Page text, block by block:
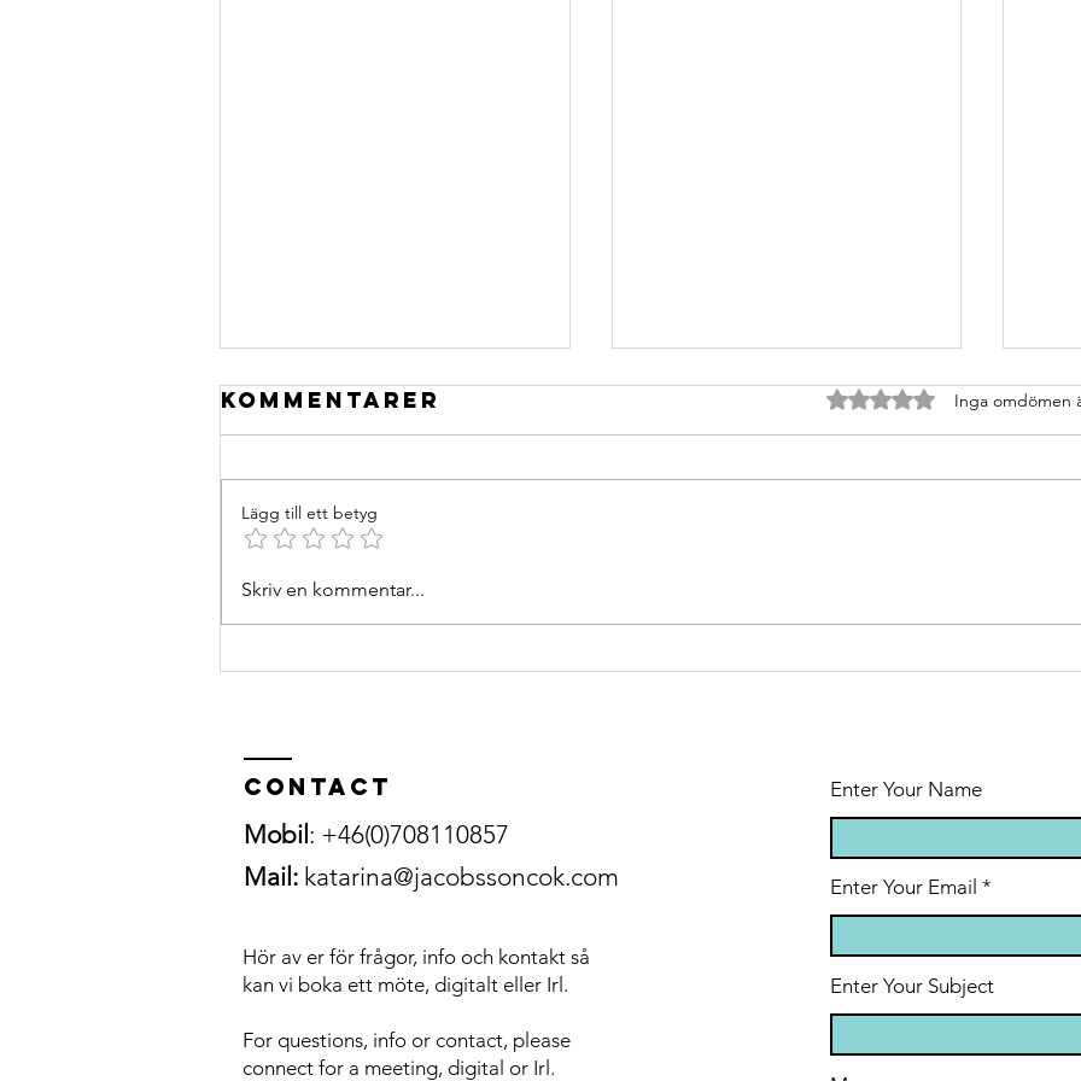
V.ä.r.d.e.r.i.n.g.a.r
eller rehab?
Kommentarer Betygsatt till 0 av 5Inga omdömen
Lägg till ett betyg
Skriv en kommentar...
Contact
Mobil : +46(0)708110857
Mail: katarina@jacobssoncok.com
Hör av er för frågor, info och kontakt så
kan vi boka ett möte, digitalt eller Irl.
For questions, info or contact, please
connect for a meeting, digital or Irl.
Enter Your Name
Enter Your Email
Enter Your Subject